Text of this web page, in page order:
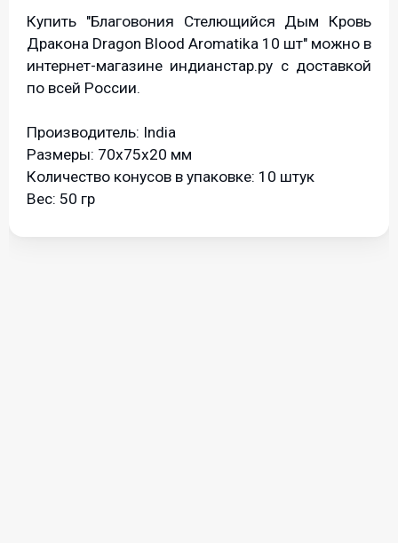
Купить "Благовония Стелющийся Дым Кровь
Дракона Dragon Blood Aromatika 10 шт" можно в
интернет-магазине индианстар.ру с доставкой
по всей России.
Производитель: India
Размеры: 70х75х20 мм
Количество конусов в упаковке: 10 штук
Вес: 50 гр